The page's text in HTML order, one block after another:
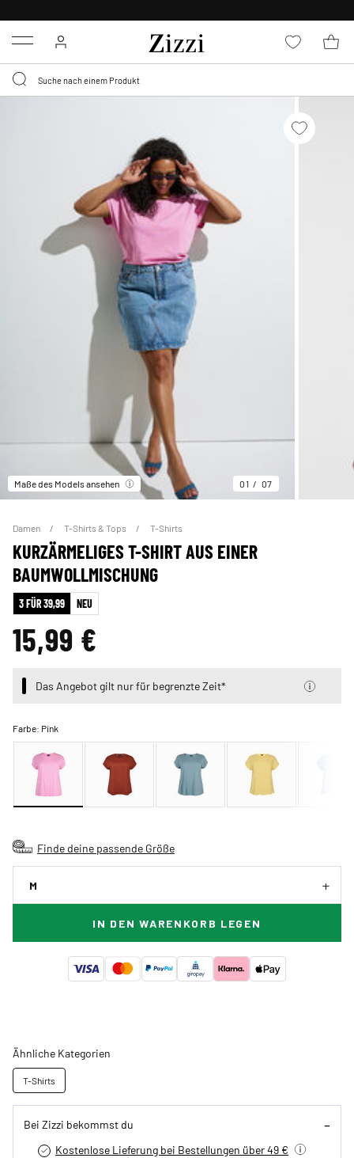
Menu
Maße des Models ansehen 01 07
Damen T-Shirts & Tops T-Shirts
KURZÄRMELIGES T-SHIRT AUS EINER
BAUMWOLLMISCHUNG
3 FÜR 39,99 NEU
15,99 €
Das Angebot gilt nur für begrenzte Zeit*
Farbe: Pink
Finde deine passende Größe
M
IN DEN WARENKORB LEGEN
Ähnliche Kategorien
T-Shirts
Bei Zizzi bekommst du
Kostenlose Lieferung bei Bestellungen über 49 €